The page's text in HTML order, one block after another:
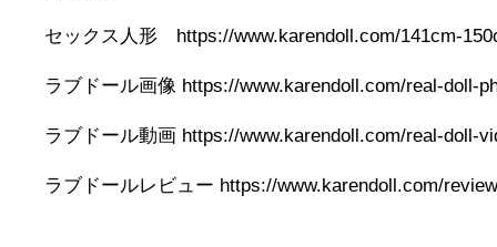
セックス人形 https://www.karendoll.com/141cm-
ラブドール画像 https://www.karendoll.com/real-doll-
ラブドール動画 https://www.karendoll.com/real-doll-
ラブドールレビュー https://www.karendoll.com/